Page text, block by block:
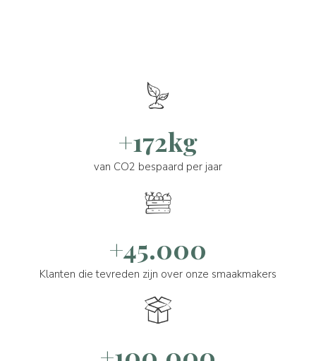
+172kg
van CO2 bespaard per jaar
+45.000
Klanten die tevreden zijn over onze smaakmakers